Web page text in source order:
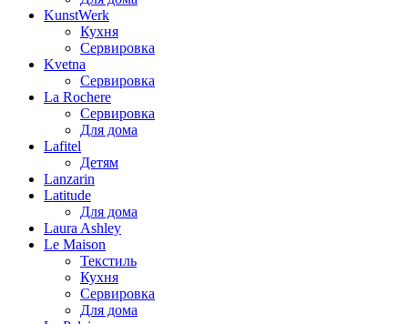
KunstWerk
Кухня
Сервировка
Kvetna
Сервировка
La Rochere
Сервировка
Для дома
Lafitel
Детям
Lanzarin
Latitude
Для дома
Laura Ashley
Le Maison
Текстиль
Кухня
Сервировка
Для дома